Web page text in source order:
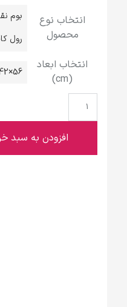
انتخاب نوع
محصول
بوم
رول
انتخاب ابعاد
(cm)
56×42
افزودن به سبد